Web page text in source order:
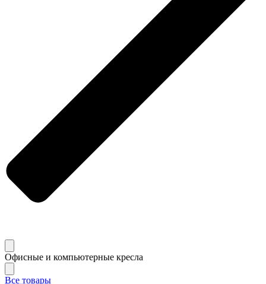
Офисные и компьютерные кресла
Все товары